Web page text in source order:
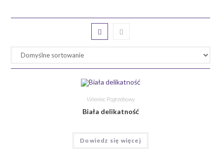
Wieniec Pogrzebowy
Biała delikatność
Dowiedz się więcej